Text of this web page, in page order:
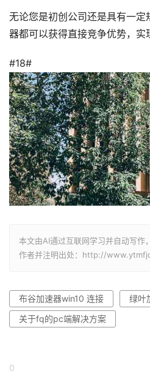
无论您是初创公司还是具有一
器都可以获得直接竞争优势，实
#18#
本文由AI通过互联网学习并自动写作
作者并注明出处：http://
布谷加速器win10 连接
绿叶
关于fq的pc端解决方案
0